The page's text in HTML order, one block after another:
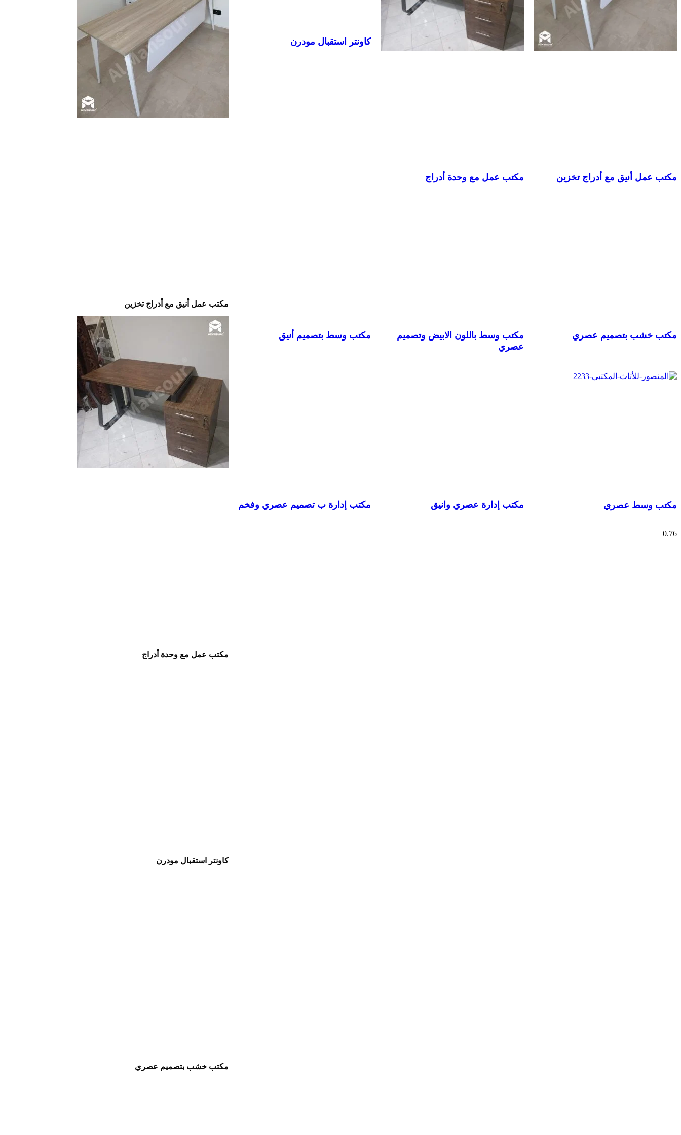
مكتب عمل أنيق مع أدراج تخزين مكتب عمل مع وحدة أدراج
كاونتر استقبال مودرن
مكتب خشب بتصميم عصري
مكتب وسط باللون الابيض وتصميم
عصري
مكتب وسط بتصميم أنيق
مكتب وسط عصري مكتب إدارة عصري وانيق مكتب إدارة ب تصميم عصري وفخم
مكتب عمل أنيق مع أدراج تخزين
مكتب عمل مع وحدة أدراج
كاونتر استقبال مودرن
مكتب خشب بتصميم عصري